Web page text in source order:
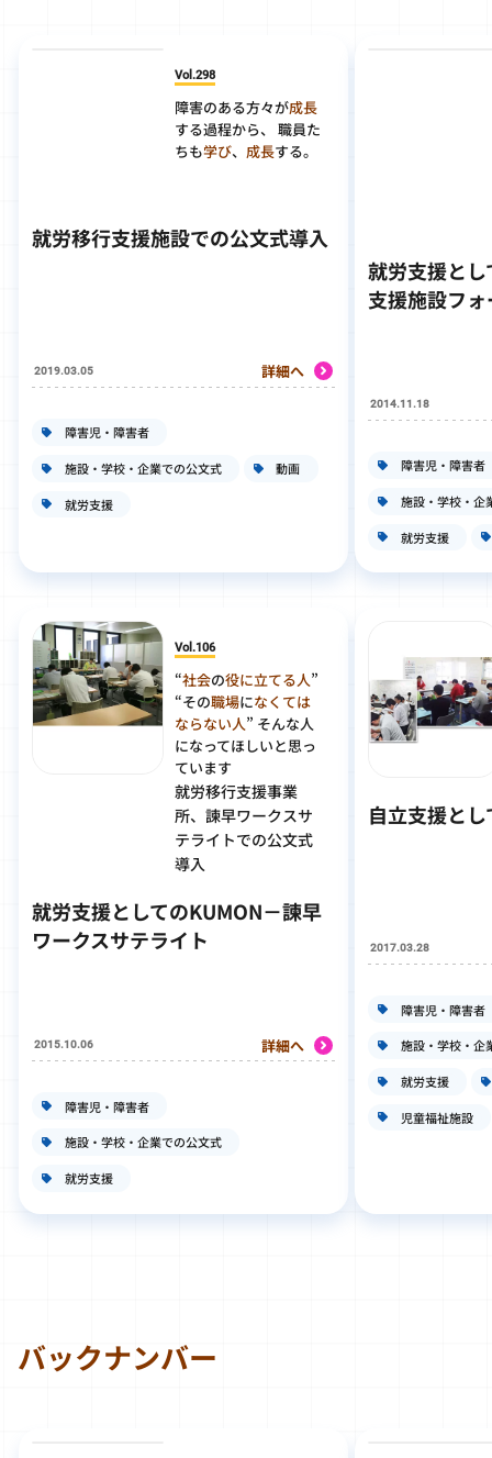
Vol.298
障害のある方々が成長
する過程から、 職員た
ちも学び、 成長する。
就労移行支援施設での公文式導入
2019.03.05 詳細へ
障害児・障害者
施設・学校・企業での公文式 動画
就労支援
Vol.106
“社会の役に立てる人”
“その職場になくては
ならない人” そんな人
になってほしいと思っ
ています
就労移行支援事業
所、諫早ワークスサ
テライトでの公文式
導入
就労支援としてのKUMON－諫早
ワークスサテライト
2015.10.06 詳細へ
障害児・障害者
施設・学校・企業での公文式
就労支援
就労支援と
支援施設フォ
2014.11.18
障害児・障害者
施設・学校・企
就労支援
自立支援と
2017.03.28
障害児・障害者
施設・学校・企
就労支援
児童福祉施設
バックナンバー